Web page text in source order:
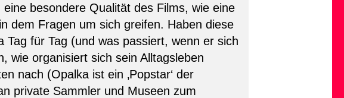
besondere Qualität des Films, wie eine
dem Fragen um sich greifen. Haben diese
für Tag (und was passiert, wenn er sich
wie organisiert sich sein Alltagsleben
nach (Opalka ist ein ‚Popstar‘ der
private Sammler und Museen zum